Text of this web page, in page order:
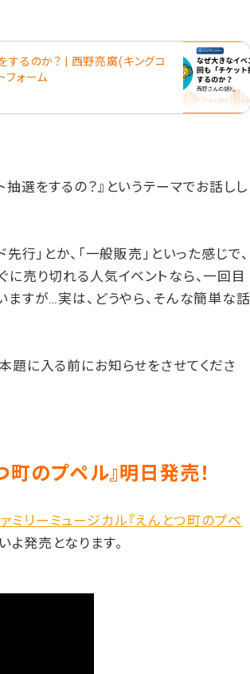
するのか？ | 西野亮廣(キングコ
フォーム
選をするの？』というテーマでお話しし
行」とか、「一般販売」といった感じで、
に売り切れる人気イベントなら、一回目
ますが…実は、どうやら、そんな簡単な話
題に入る前にお知らせをさせてくださ
町のプペル』明日発売！
ミリーミュージカル『えんとつ町のプペ
よ発売となります。